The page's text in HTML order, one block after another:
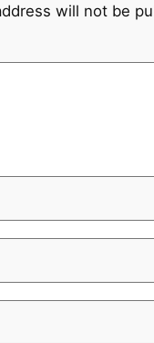
will not be